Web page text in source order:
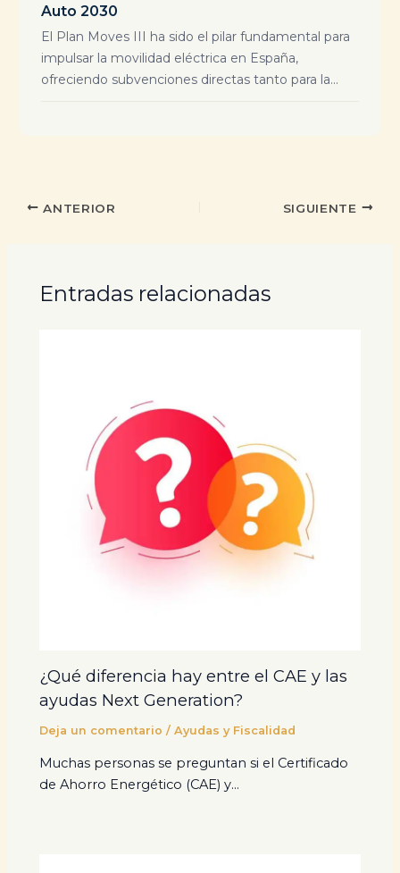
Auto 2030
El Plan Moves III ha sido el pilar fundamental para
impulsar la movilidad eléctrica en España,
ofreciendo subvenciones directas tanto para la...
ANTERIOR SIGUIENTE
Entradas relacionadas
¿Qué diferencia hay entre el CAE y las
ayudas Next Generation?
Deja un comentario /Ayudas y Fiscalidad
Muchas personas se preguntan si el Certificado
de Ahorro Energético (CAE) y…